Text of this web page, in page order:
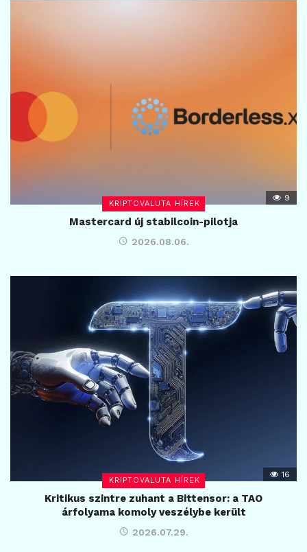
KRIPTOVALUTA HÍREK
9
Mastercard új stabilcoin-pilotja
2026.08.06.
KRIPTOVALUTA HÍREK
16
Kritikus szintre zuhant a Bittensor: a TAO
árfolyama komoly veszélybe került
2026.07.29.